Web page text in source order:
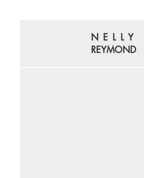
NELLY
REYMOND